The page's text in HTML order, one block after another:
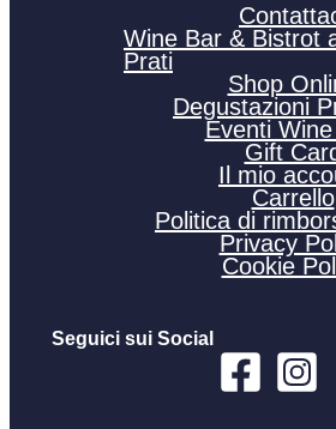
Wine Bar & Bistrot
Prati
Shop
Degustazioni
Eventi
Gift
Il mio
Carrello
Politica di
Privacy
Cookie
Seguici sui Social